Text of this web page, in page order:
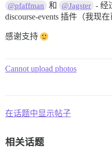
@pfaffman 和 @Jagster - 经
discourse-events 插件（我现在
感谢支持
Cannot upload photos
在话题中显示帖子
相关话题